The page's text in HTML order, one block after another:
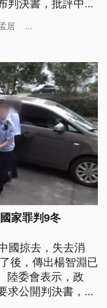
判決書，批評中方
案就是對岸在打擊
居 ...
家罪判9冬
國掠去，失去消
後，傳出楊智淵已
陸委會表示，政
求公開判決書，批